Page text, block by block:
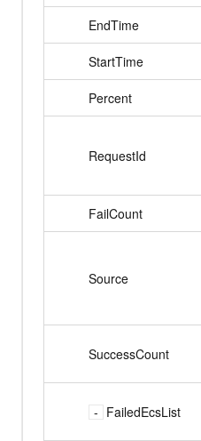
EndTime
StartTime
Percent
RequestId
FailCount
Source
SuccessCount
FailedEcsList